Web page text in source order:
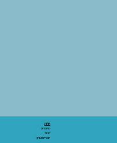
אתר:
מאמרים
חנות
חברי מועדון